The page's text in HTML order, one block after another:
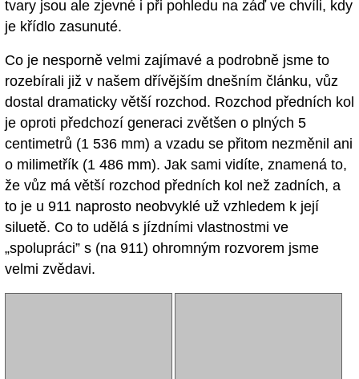
tvary jsou ale zjevné i při pohledu na záď ve chvíli, kdy
je křídlo zasunuté.
Co je nesporně velmi zajímavé a podrobně jsme to
rozebírali již v našem dřívějším dnešním článku, vůz
dostal dramaticky větší rozchod. Rozchod předních kol
je oproti předchozí generaci zvětšen o plných 5
centimetrů (1 536 mm) a vzadu se přitom nezměnil ani
o milimetřík (1 486 mm). Jak sami vidíte, znamená to,
že vůz má větší rozchod předních kol než zadních, a
to je u 911 naprosto neobvyklé už vzhledem k její
siluetě. Co to udělá s jízdními vlastnostmi ve
„spolupráci” s (na 911) ohromným rozvorem jsme
velmi zvědavi.